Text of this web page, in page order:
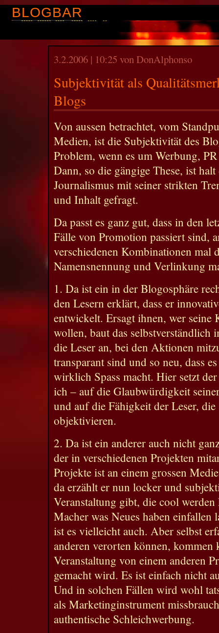
BLOGBAR
3.2.2006 | 10:25 von DonAlphonso
Subjektivität als
Blogs
Von aussen betrachtet, vom
Medien, ist die Subjektivität des
Problem, wenn es um Werbung,
Dann, so die gängige These, ist
Journalismus mit seiner strikten
und Inhalt gefragt.
Da passt es ganz gut, dass in den
Fälle von Promotion passiert sind,
verschiedenen Kombinationen mal
Namensnennung und Verlinkung
1. Da ist ein in der Blogosphäre
den Lesern erklärt, dass er
entwickelt. Ersagt ihnen, wer seine
wollen, baut das selbstverständlich
die Leser an, bei den Aktionen
transparant sind und so neu, dass
wirklich Spass macht. Hier setzt
ich – auf die Glaubwürdigkeit
und auf die Fähigkeit der Leser,
objektivieren.
2. Da ist ein anderer auch nicht
der in verschiedenen Projekten
Projekte ist an einem grossen
da erzählt er nun locker und
Veranstaltung gibt, die cool
Macher was Neues haben einfallen
ist es vielleicht auch. Aber selbst
anderen verorten können, kommen
Veranstaltung von einem anderen
gemacht wird. Es ist einfach nicht
Und in solchen Fällen wird wohl
als Marketinginstrument
authentische Schleichwerbung.